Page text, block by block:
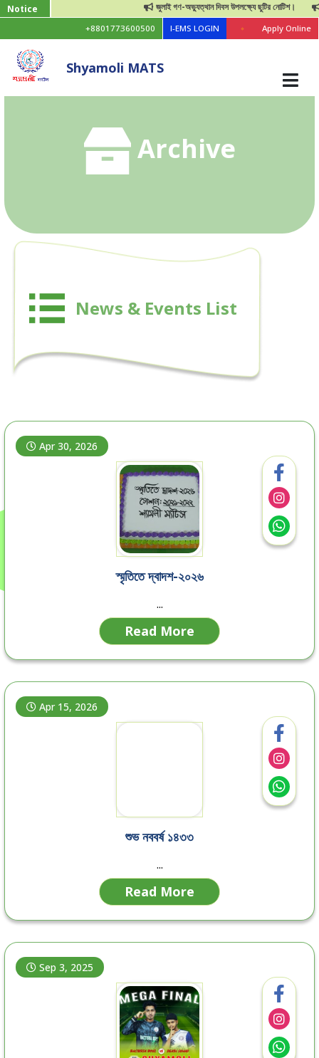
Notice জুলাই গণ-অভ্যুত্থান দিবস উপলক্ষ্যে ছুটির নোটিশ।
+8801773600500 I-EMS LOGIN Apply Online
Shyamoli MATS
Archive
News & Events List
Apr 30, 2026
স্মৃতিতে দ্বাদশ-২০২৬
...
Read More
Apr 15, 2026
শুভ নববর্ষ ১৪৩৩
...
Read More
Sep 3, 2025